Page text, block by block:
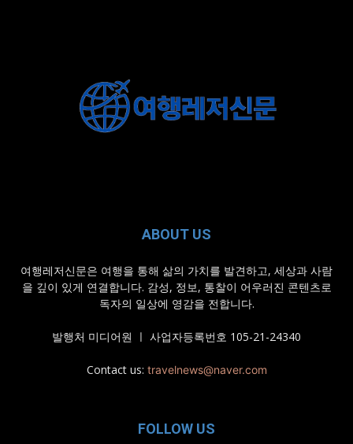
ABOUT US
여행레저신문은 여행을 통해 삶의 가치를 발견하고, 세상과 사람
을 깊이 있게 연결합니다. 감성, 정보, 통찰이 어우러진 콘텐츠로
독자의 일상에 영감을 전합니다.
발행처 미디어원 ㅣ 사업자등록번호 105-21-24340
Contact us: travelnews@naver.com
FOLLOW US